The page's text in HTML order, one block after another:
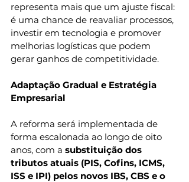
representa mais que um ajuste fiscal:
é uma chance de reavaliar processos,
investir em tecnologia e promover
melhorias logísticas que podem
gerar ganhos de competitividade.
Adaptação Gradual e Estratégia
Empresarial
A reforma será implementada de
forma escalonada ao longo de oito
anos, com a substituição dos
tributos atuais (PIS, Cofins, ICMS,
ISS e IPI) pelos novos IBS, CBS e o